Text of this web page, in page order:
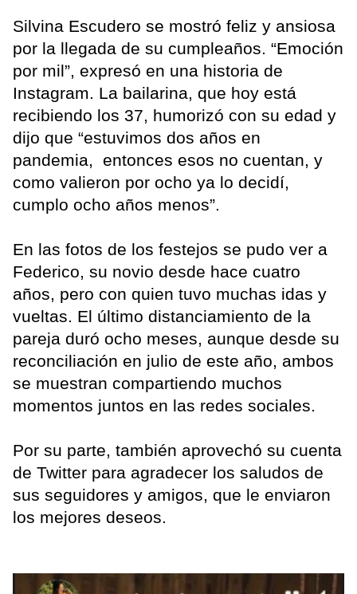
Silvina Escudero se mostró feliz y ansiosa
por la llegada de su cumpleaños. “Emoción
por mil”, expresó en una historia de
Instagram. La bailarina, que hoy está
recibiendo los 37, humorizó con su edad y
dijo que “estuvimos dos años en
pandemia, entonces esos no cuentan, y
como valieron por ocho ya lo decidí,
cumplo ocho años menos”.
En las fotos de los festejos se pudo ver a
Federico, su novio desde hace cuatro
años, pero con quien tuvo muchas idas y
vueltas. El último distanciamiento de la
pareja duró ocho meses, aunque desde su
reconciliación en julio de este año, ambos
se muestran compartiendo muchos
momentos juntos en las redes sociales.
Por su parte, también aprovechó su cuenta
de Twitter para agradecer los saludos de
sus seguidores y amigos, que le enviaron
los mejores deseos.